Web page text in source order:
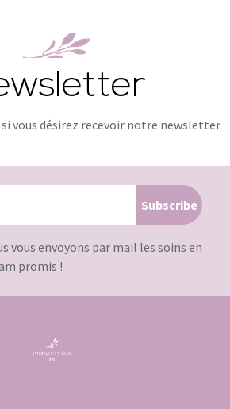
vous désirez recevoir notre newsletter
vous envoyons par mail les soins en
promis !